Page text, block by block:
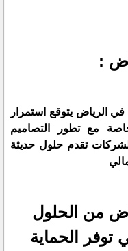
:
في الرياض يتوقع استمرار
مع تطور التصاميم
تقدم حلول حديثة
من الحلول
توفر الحماية